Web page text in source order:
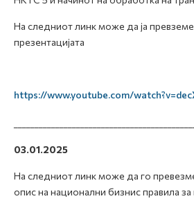
На следниот линк може да ја
презентацијата
https://www.youtube.com/
03.01.2025
На следниот линк може да го
опис на национални бизнис правила за